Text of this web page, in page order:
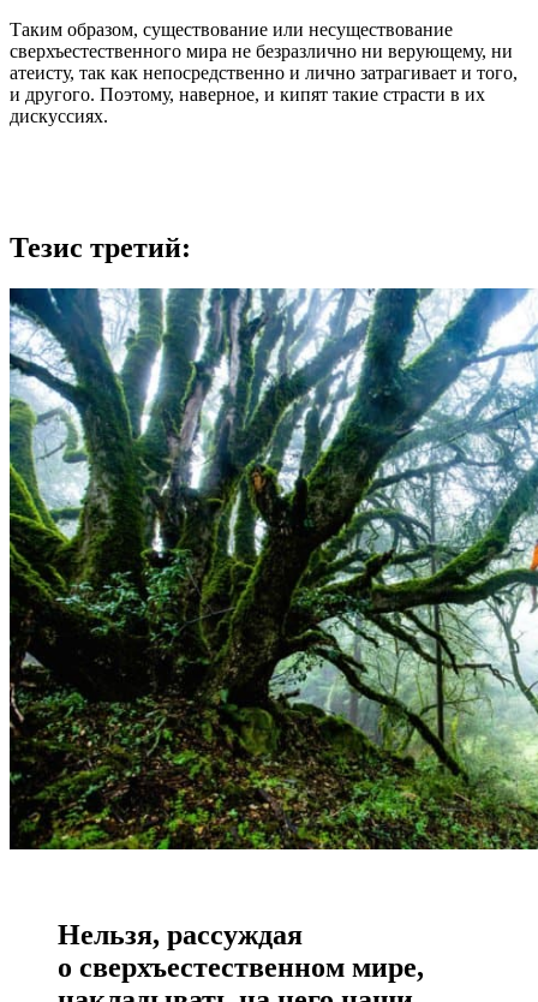
Таким образом, существование или несуществование
сверхъестественного мира не безразлично ни верующему, ни
атеисту, так как непосредственно и лично затрагивает и того,
и другого. Поэтому, наверное, и кипят такие страсти в их
дискуссиях.
Тезис третий:
Нельзя, рассуждая
о сверхъестественном мире,